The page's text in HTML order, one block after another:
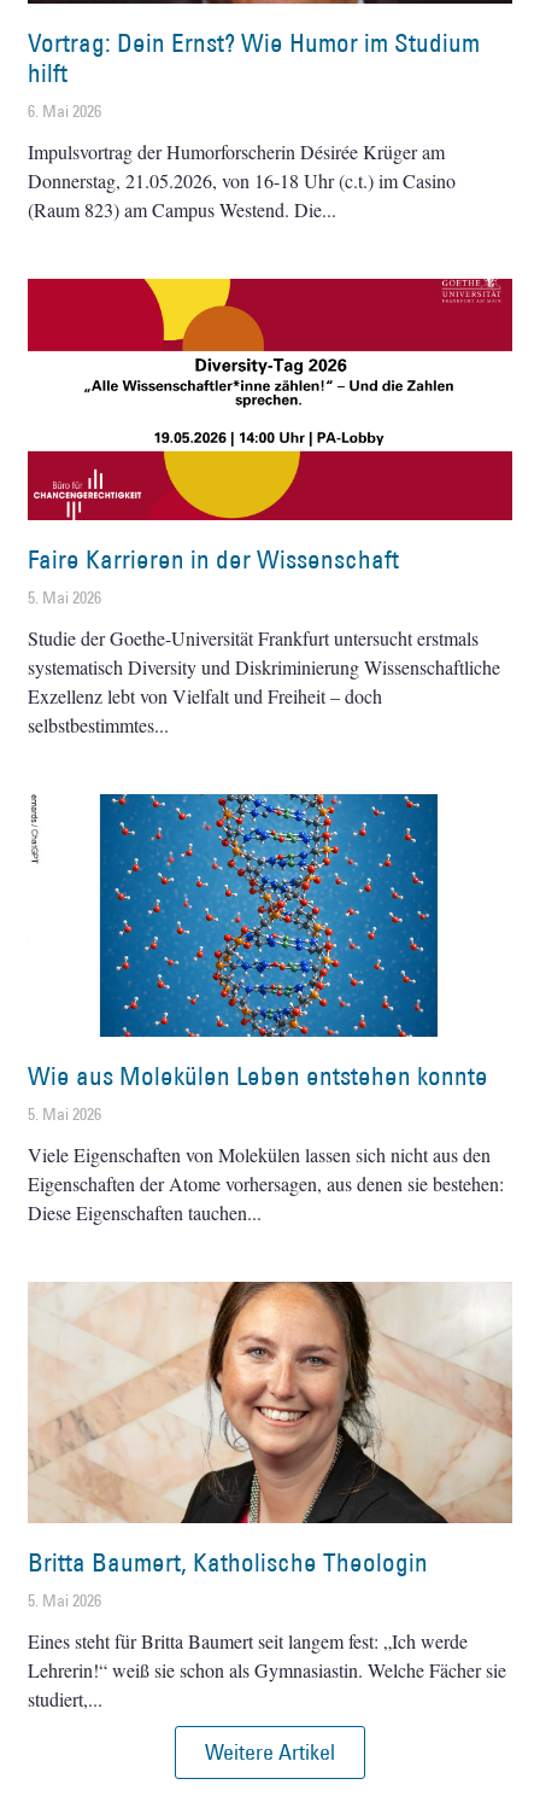
Vortrag: Dein Ernst? Wie Humor im Studium
hilft
6. Mai 2026
Impulsvortrag der Humorforscherin Désirée Krüger am
Donnerstag, 21.05.2026, von 16-18 Uhr (c.t.) im Casino
(Raum 823) am Campus Westend. Die
Faire Karrieren in der Wissenschaft
5. Mai 2026
Studie der Goethe-Universität Frankfurt untersucht erstmals
systematisch Diversity und Diskriminierung Wissenschaftliche
Exzellenz lebt von Vielfalt und Freiheit – doch
selbstbestimmtes
Wie aus Molekülen Leben entstehen konnte
5. Mai 2026
Viele Eigenschaften von Molekülen lassen sich nicht aus den
Eigenschaften der Atome vorhersagen, aus denen sie bestehen:
Diese Eigenschaften tauchen
Britta Baumert, Katholische Theologin
5. Mai 2026
Eines steht für Britta Baumert seit langem fest: „Ich werde
Lehrerin!“ weiß sie schon als Gymnasiastin. Welche Fächer sie
studiert,
Weitere Artikel